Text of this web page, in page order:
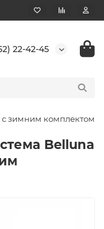
22-42-45
с зимним комплектом
Belluna